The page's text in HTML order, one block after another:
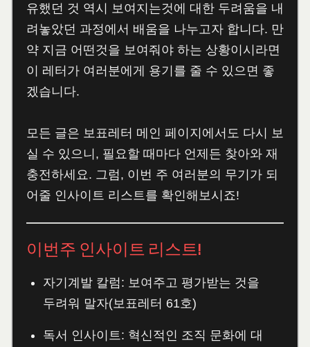
유했던 것 역시 보여지는것에 대한 두려움을 내
려놓았던 과정에서 배움을 나누고자 합니다. 만
약 지금 어떤것을 보여줘야 하는 상황이시라면
이 레터가 여러분에게 용기를 줄 수 있으면 좋
겠습니다.
모든 글은 보표레터 메인 페이지에서도 다시 보
실 수 있으니, 필요할 때마다 언제든 찾아와 재
충전하세요. 그럼, 이번 주 여러분의 무기가 되
어줄 인사이트 리스트를 확인해보시죠!
이번주 인사이트 리스트!
자기계발 칼럼: 보여주고 평가받는 것을
두려워 말자(보표레터 61호)
독서 인사이트: 혁신적인 조직 문화에 대